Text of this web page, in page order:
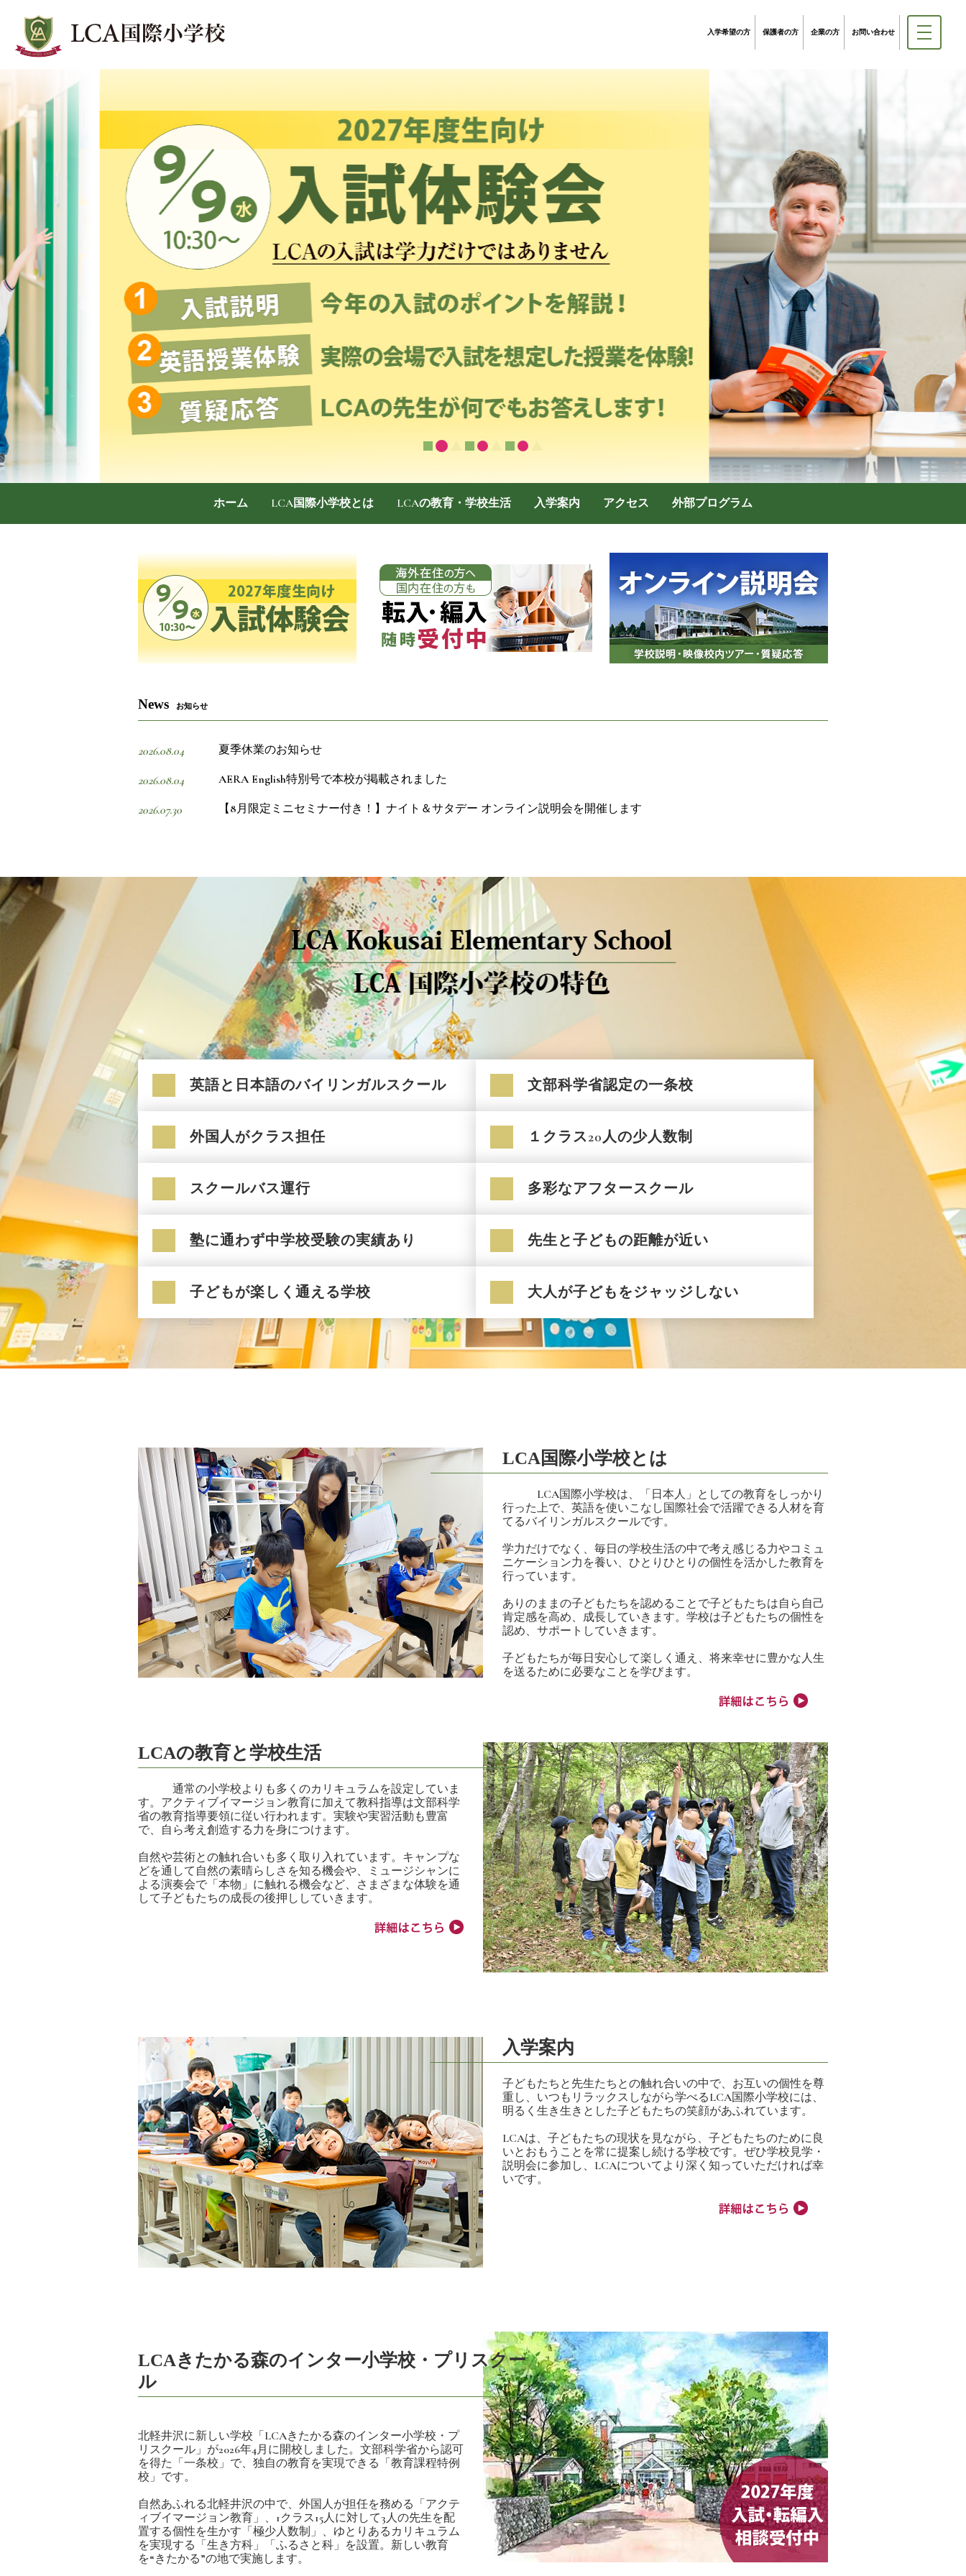
入学希望の方 保護者の方 企業の方 お問い合わせ
ホーム LCA国際小学校とは LCAの教育・学校生活 入学案内 アクセス 外部プログラム
News お知らせ
2026.08.04 夏季休業のお知らせ
2026.08.04 AERA English特別号で本校が掲載されました
2026.07.30 【8月限定ミニセミナー付き！】ナイト＆サタデー オンライン説明会を開催します
英語と日本語のバイリンガルスクール 文部科学省認定の一条校
外国人がクラス担任 １クラス20人の少人数制
スクールバス運行 多彩なアフタースクール
塾に通わず中学校受験の実績あり 先生と子どもの距離が近い
子どもが楽しく通える学校 大人が子どもをジャッジしない
LCA国際小学校とは
LCA国際小学校は、「日本人」としての教育をしっかり
行った上で、英語を使いこなし国際社会で活躍できる人材を育
てるバイリンガルスクールです。
学力だけでなく、毎日の学校生活の中で考え感じる力やコミュ
ニケーション力を養い、ひとりひとりの個性を活かした教育を
行っています。
ありのままの子どもたちを認めることで子どもたちは自ら自己
肯定感を高め、成長していきます。学校は子どもたちの個性を
認め、サポートしていきます。
子どもたちが毎日安心して楽しく通え、将来幸せに豊かな人生
を送るために必要なことを学びます。
LCAの教育と学校生活
通常の小学校よりも多くのカリキュラムを設定していま
す。アクティブイマージョン教育に加えて教科指導は文部科学
省の教育指導要領に従い行われます。実験や実習活動も豊富
で、自ら考え創造する力を身につけます。
自然や芸術との触れ合いも多く取り入れています。キャンプな
どを通して自然の素晴らしさを知る機会や、ミュージシャンに
よる演奏会で「本物」に触れる機会など、さまざまな体験を通
して子どもたちの成長の後押ししていきます。
入学案内
子どもたちと先生たちとの触れ合いの中で、お互いの個性を尊
重し、いつもリラックスしながら学べるLCA国際小学校には、
明るく生き生きとした子どもたちの笑顔があふれています。
LCAは、子どもたちの現状を見ながら、子どもたちのために良
いとおもうことを常に提案し続ける学校です。ぜひ学校見学・
説明会に参加し、LCAについてより深く知っていただければ幸
いです。
LCAきたかる森のインター小学校・プリスクー
ル
北軽井沢に新しい学校「LCAきたかる森のインター小学校・プ
リスクール」が2026年4月に開校しました。文部科学省から認可
を得た「一条校」で、独自の教育を実現できる「教育課程特例
校」です。
自然あふれる北軽井沢の中で、外国人が担任を務める「アクテ
ィブイマージョン教育」、1クラス15人に対して3人の先生を配
置する個性を生かす「極少人数制」、ゆとりあるカリキュラム
を実現する「生き方科」「ふるさと科」を設置。新しい教育
を“きたかる”の地で実施します。